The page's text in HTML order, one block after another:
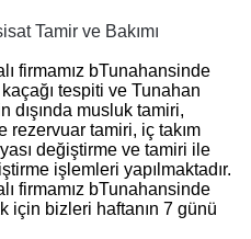
Tamir ve Bakımı
firmamız bTunahansinde
tespiti ve Tunahan
dışında musluk tamiri,
rezervuar tamiri, iç takım
değiştirme ve tamiri ile
işlemleri yapılmaktadır.
firmamız bTunahansinde
için bizleri haftanın 7 günü